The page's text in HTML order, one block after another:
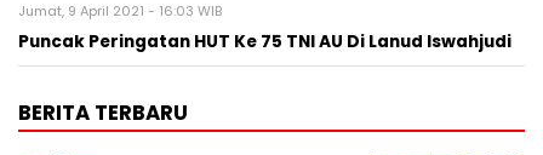
Jumat, 9 April 2021 - 16:03 WIB
Puncak Peringatan HUT Ke 75 TNI AU Di Lanud Iswahjudi
BERITA TERBARU